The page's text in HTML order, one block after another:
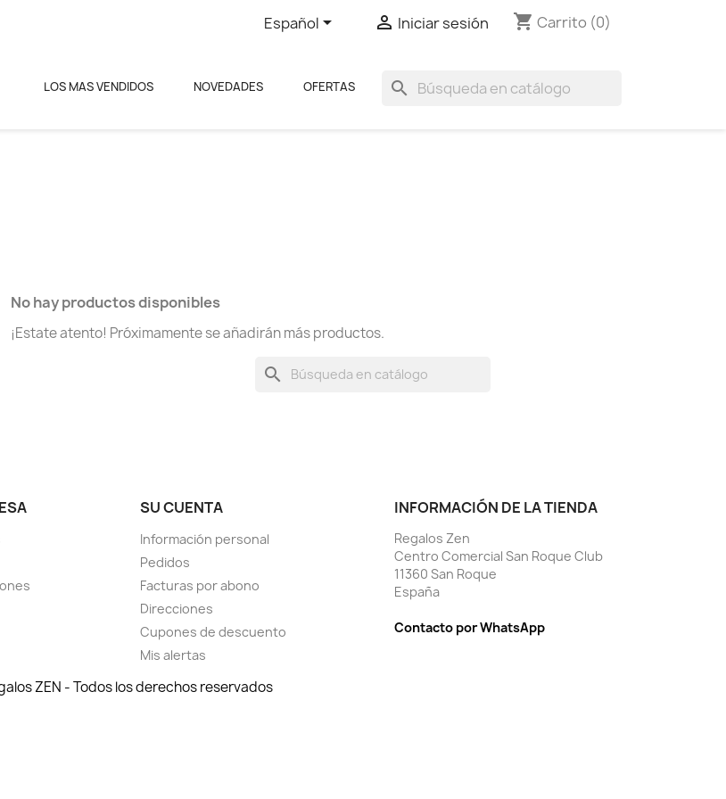
Español  Iniciar sesión shopping_cart Carrito (0)
search
OFERTAS
NOVEDADES
LOS MAS VENDIDOS
No hay productos disponibles
¡Estate atento! Próximamente se añadirán más productos.
search
SU CUENTA
Información personal
Pedidos
Facturas por abono
Direcciones
Cupones de descuento
Mis alertas
INFORMACIÓN DE LA TIENDA
Regalos Zen
Centro Comercial San Roque Club
11360 San Roque
España
Contacto por WhatsApp
ZEN - Todos los derechos reservados